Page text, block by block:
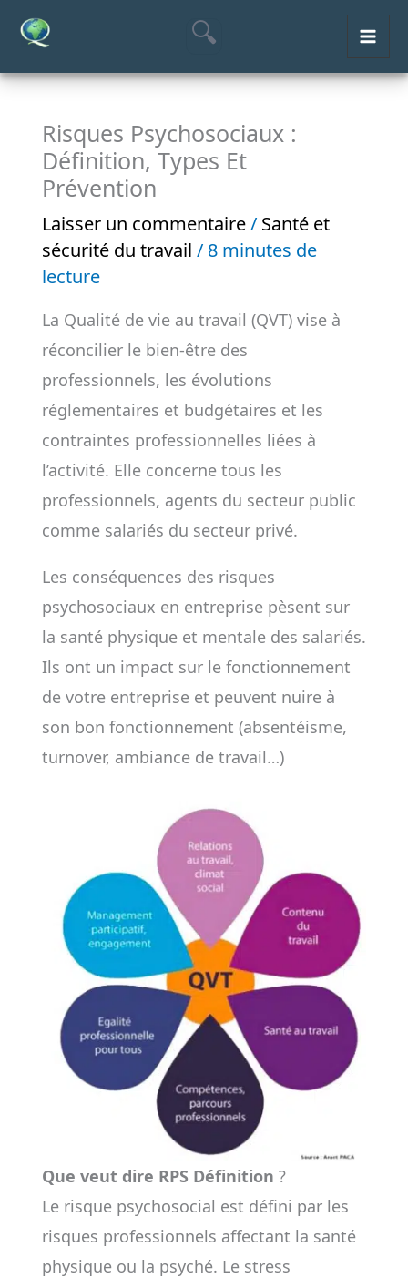
Aller
contenu
Risques Psychosociaux :
Définition, Types Et
Prévention
Laisser un commentaire / Santé et
sécurité du travail / 8 minutes de
lecture
La Qualité de vie au travail (QVT) vise à
réconcilier le bien-être des
professionnels, les évolutions
réglementaires et budgétaires et les
contraintes professionnelles liées à
l’activité. Elle concerne tous les
professionnels, agents du secteur public
comme salariés du secteur privé.
Les conséquences des risques
psychosociaux en entreprise pèsent sur
la santé physique et mentale des salariés.
Ils ont un impact sur le fonctionnement
de votre entreprise et peuvent nuire à
son bon fonctionnement (absentéisme,
turnover, ambiance de travail…)
Que veut dire RPS Définition ?
Le risque psychosocial est défini par les
risques professionnels affectant la santé
physique ou la psyché. Le stress